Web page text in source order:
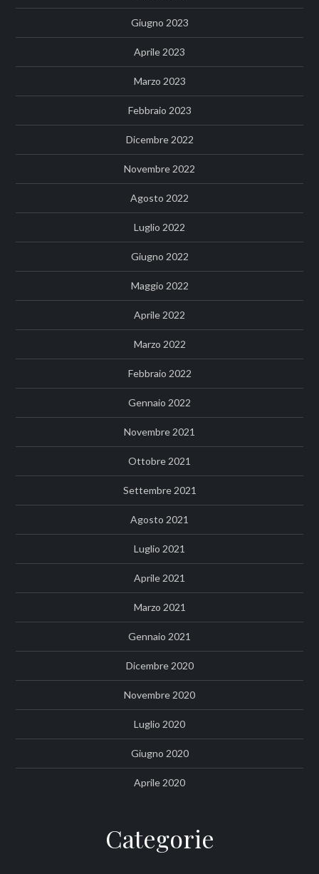
Giugno 2023
Aprile 2023
Marzo 2023
Febbraio 2023
Dicembre 2022
Novembre 2022
Agosto 2022
Luglio 2022
Giugno 2022
Maggio 2022
Aprile 2022
Marzo 2022
Febbraio 2022
Gennaio 2022
Novembre 2021
Ottobre 2021
Settembre 2021
Agosto 2021
Luglio 2021
Aprile 2021
Marzo 2021
Gennaio 2021
Dicembre 2020
Novembre 2020
Luglio 2020
Giugno 2020
Aprile 2020
Categorie